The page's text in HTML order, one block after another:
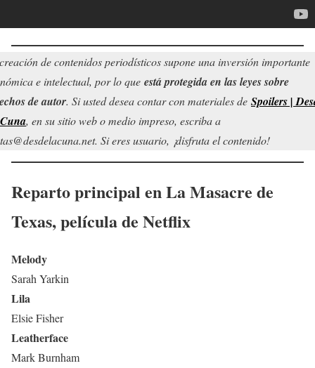
de contenidos periodísticos supone una inversión importante
e intelectual, por lo que está protegida en las leyes sobre
de autor. Si usted desea contar con materiales de Spoilers |
, en su sitio web o medio impreso, escriba a
Si eres usuario, ¡disfruta el contenido!
Reparto principal enLa Masacre de
Texas,película de Netflix
Melody
Sarah Yarkin
Lila
Elsie Fisher
Leatherface
Mark Burnham